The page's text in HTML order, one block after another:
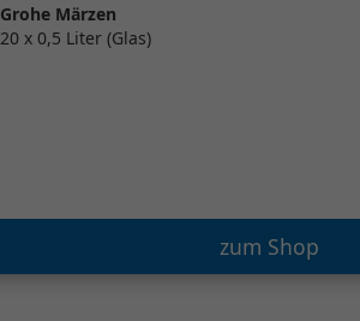
Grohe Märzen
20 x 0,5 Liter (Glas)
zum Shop